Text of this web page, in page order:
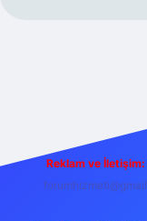
Reklam ve İletişim: